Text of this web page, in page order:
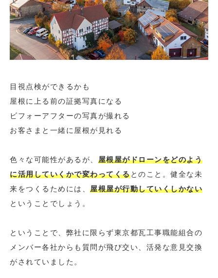
目視点検ができるかも
屋根に上る前の証拠写真になる
ビフォーアフターの写真が撮れる
お客さまと一緒に屋根が見れる
色々な可能性があるが、 屋根屋がドローンをどのよう
に活用していくかで変わってくるとのこと。健全な未
来をつくるためには、 屋根屋が行動していくしかない
ということでしょう。
ということで、弊社に限らず東京都瓦工事職能組合の
メンバー各社からも質問が飛び交い、活発な意見交換
がされていました。